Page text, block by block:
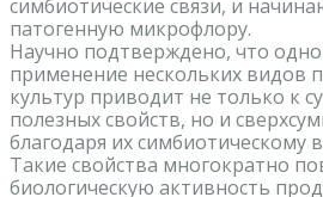
симбиотические связи, и
патогенную микрофлору.
Научно подтверждено, что
применение нескольких видов
культур приводит не только к
полезных свойств, но и
благодаря их симбиотическому
Такие свойства многократно
биологическую активность